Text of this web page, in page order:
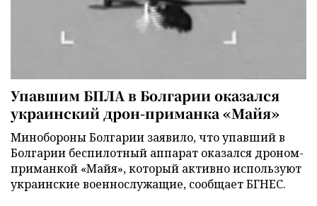
Упавшим БПЛА в Болгарии оказался
украинский дрон-приманка «Майя»
Минобороны Болгарии заявило, что упавший в
Болгарии беспилотный аппарат оказался дроном-
приманкой «Майя», который активно используют
украинские военнослужащие, сообщает БГНЕС.